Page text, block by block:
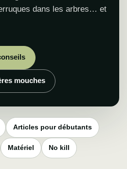
dans les arbres… et
mouches
Articles pour débutants
Matériel No kill